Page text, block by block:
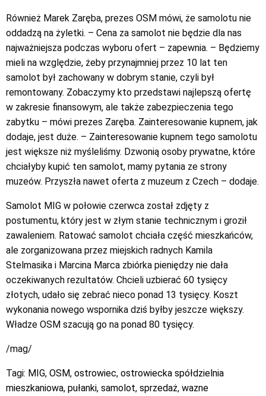
Również Marek Zaręba, prezes OSM mówi, że samolotu nie
oddadzą na żyletki. – Cena za samolot nie będzie dla nas
najważniejsza podczas wyboru ofert – zapewnia. – Będziemy
mieli na względzie, żeby przynajmniej przez 10 lat ten
samolot był zachowany w dobrym stanie, czyli był
remontowany. Zobaczymy kto przedstawi najlepszą ofertę
w zakresie finansowym, ale także zabezpieczenia tego
zabytku – mówi prezes Zaręba. Zainteresowanie kupnem, jak
dodaje, jest duże. – Zainteresowanie kupnem tego samolotu
jest większe niż myśleliśmy. Dzwonią osoby prywatne, które
chciałyby kupić ten samolot, mamy pytania ze strony
muzeów. Przyszła nawet oferta z muzeum z Czech – dodaje.
Samolot MIG w połowie czerwca został zdjęty z
postumentu, który jest w złym stanie technicznym i groził
zawaleniem. Ratować samolot chciała część mieszkańców,
ale zorganizowana przez miejskich radnych Kamila
Stelmasika i Marcina Marca zbiórka pieniędzy nie dała
oczekiwanych rezultatów. Chcieli uzbierać 60 tysięcy
złotych, udało się zebrać nieco ponad 13 tysięcy. Koszt
wykonania nowego wspornika dziś byłby jeszcze większy.
Władze OSM szacują go na ponad 80 tysięcy.
/mag/
Tagi: MIG, OSM, ostrowiec, ostrowiecka spółdzielnia
mieszkaniowa, pułanki, samolot, sprzedaż, wazne